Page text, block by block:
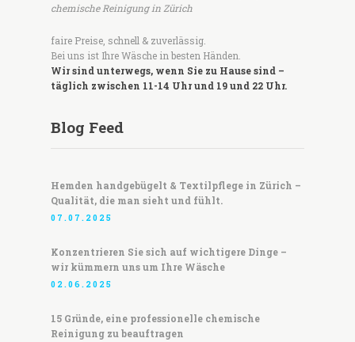
chemische Reinigung in Zürich
faire Preise, schnell & zuverlässig.
Bei uns ist Ihre Wäsche in besten Händen.
Wir sind unterwegs, wenn Sie zu Hause sind –
täglich zwischen 11-14 Uhr und 19 und 22 Uhr.
Blog Feed
Hemden handgebügelt & Textilpflege in Zürich –
Qualität, die man sieht und fühlt.
07.07.2025
Konzentrieren Sie sich auf wichtigere Dinge –
wir kümmern uns um Ihre Wäsche
02.06.2025
15 Gründe, eine professionelle chemische
Reinigung zu beauftragen